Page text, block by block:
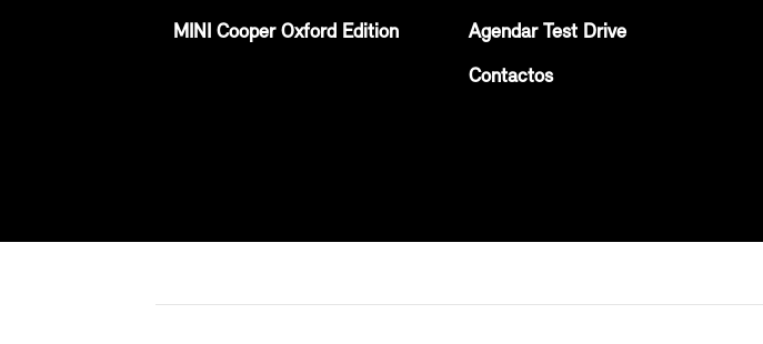
MINI Cooper Oxford Edition Agendar Test Drive
Contactos